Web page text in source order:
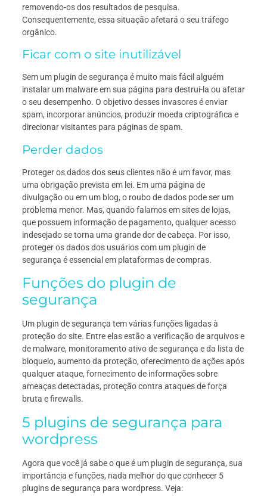
removendo-os dos resultados de pesquisa.
Consequentemente, essa situação afetará o seu tráfego
orgânico.
Ficar com o site inutilizável
Sem um plugin de segurança é muito mais fácil alguém
instalar um malware em sua página para destruí-la ou afetar
o seu desempenho. O objetivo desses invasores é enviar
spam, incorporar anúncios, produzir moeda criptográfica e
direcionar visitantes para páginas de spam.
Perder dados
Proteger os dados dos seus clientes não é um favor, mas
uma obrigação prevista em lei. Em uma página de
divulgação ou em um blog, o roubo de dados pode ser um
problema menor. Mas, quando falamos em sites de lojas,
que possuem informação de pagamento, qualquer acesso
indesejado se torna uma grande dor de cabeça. Por isso,
proteger os dados dos usuários com um plugin de
segurança é essencial em plataformas de compras.
Funções do plugin de
segurança
Um plugin de segurança tem várias funções ligadas à
proteção do site. Entre elas estão a verificação de arquivos e
de malware, monitoramento ativo de segurança e da lista de
bloqueio, aumento da proteção, oferecimento de ações após
qualquer ataque, fornecimento de informações sobre
ameaças detectadas, proteção contra ataques de força
bruta e firewalls.
5 plugins de segurança para
wordpress
Agora que você já sabe o que é um plugin de segurança, sua
importância e funções, nada melhor do que conhecer 5
plugins de segurança para wordpress. Veja: